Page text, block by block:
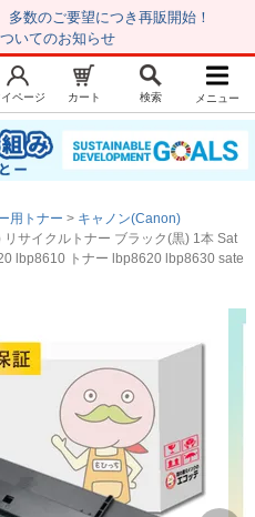
数のご要望につき再販開始！
いてのお知らせ
マイページ
お気に入り
レビュー履歴
ページ カート 検索 メニュー
用トナー
キャノン(Canon)
サイクルトナー ブラック(黒) 1本 Sat
lbp8610 トナー lbp8620 lbp8630 sate